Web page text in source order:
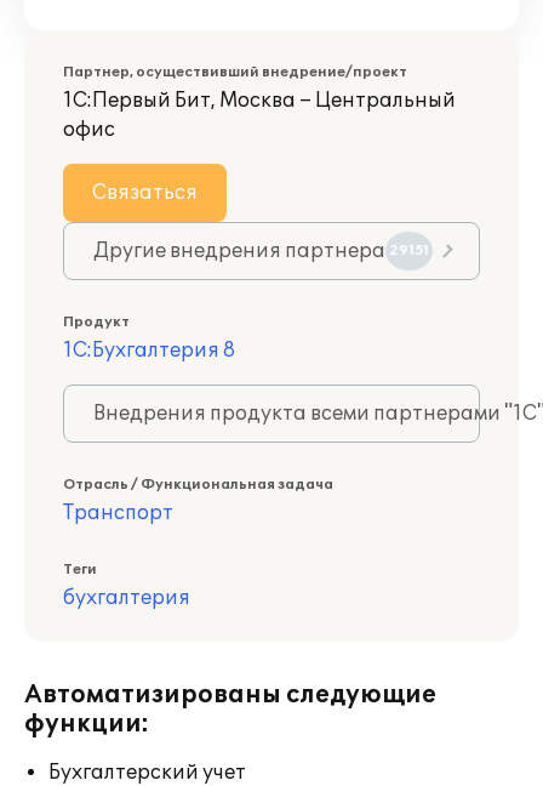
Партнер, осуществивший внедрение/проект
1С:Первый Бит, Москва – Центральный
офис
Связаться
Другие внедрения партнера 29151
Продукт
1С:Бухгалтерия 8
Внедрения продукта всеми партнерами
Отрасль / Функциональная задача
Транспорт
Теги
бухгалтерия
Автоматизированы следующие
функции:
Бухгалтерский учет